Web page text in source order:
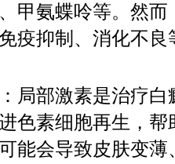
甲氨蝶呤等。然
疫抑制、消化不
部激素是治疗白
色素细胞再生，
能会导致皮肤变